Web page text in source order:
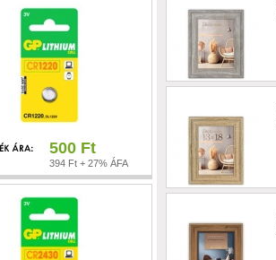
500 Ft
394 Ft + 27% ÁFA